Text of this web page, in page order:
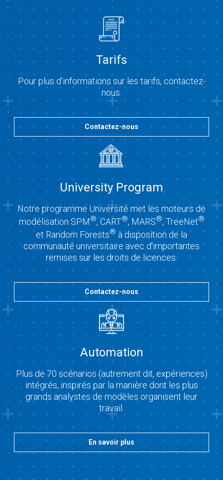
Tarifs
Pour plus d'informations sur les tarifs, contactez-
nous.
Contactez-nous
University Program
Notre programme Université met les moteurs de
modélisation SPM®, CART®, MARS®, TreeNet®
et Random Forests® à disposition de la
communauté universitaire avec d'importantes
remises sur les droits de licences.
Contactez-nous
Automation
Plus de 70 scénarios (autrement dit, expériences)
intégrés, inspirés par la manière dont les plus
grands analystes de modèles organisent leur
travail.
En savoir plus